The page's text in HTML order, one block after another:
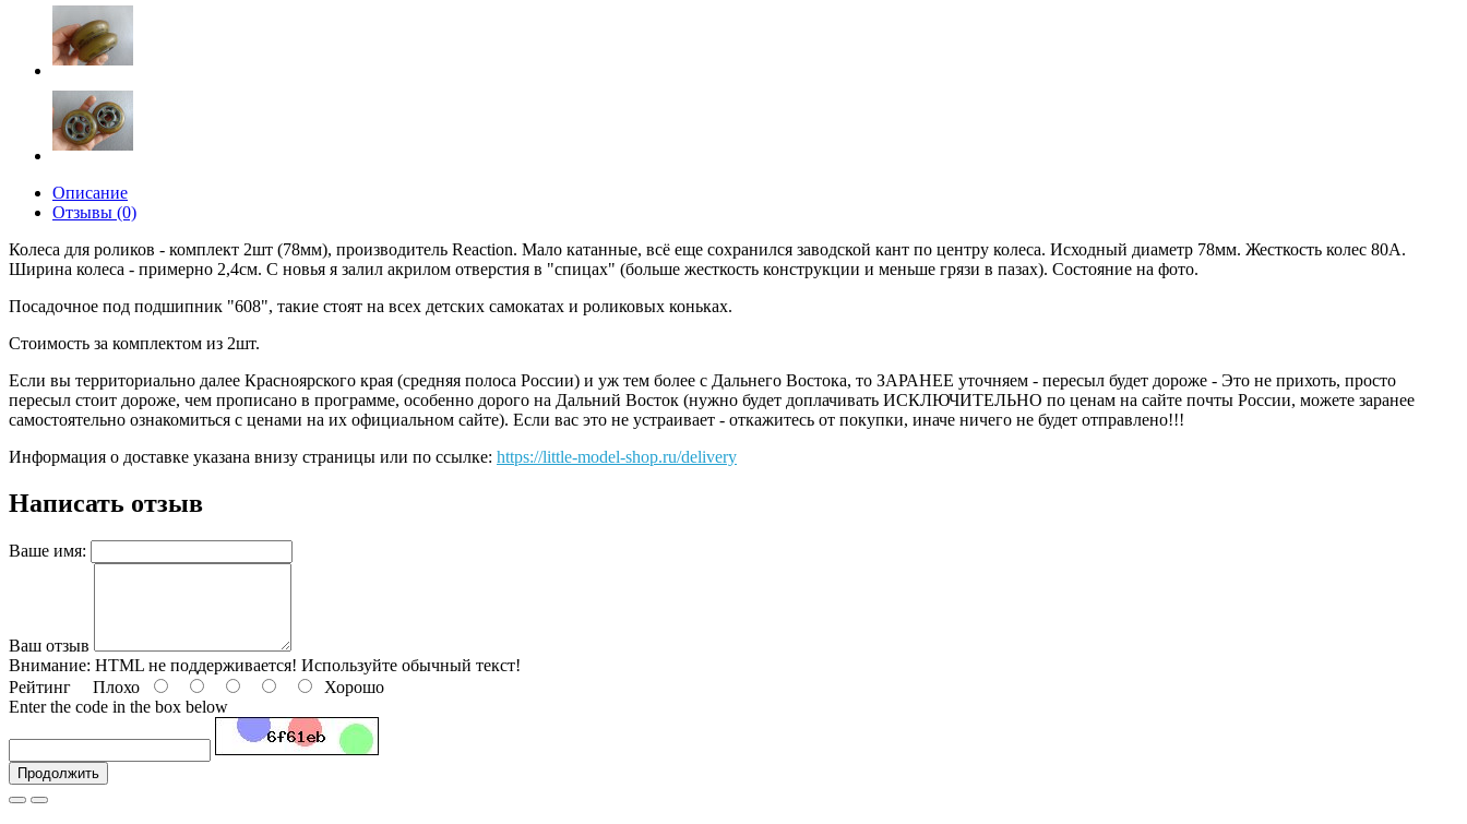
Описание
Отзывы (0)
Колеса для роликов - комплект 2шт (78мм), производитель Reaction. Мало катанные, всё еще сохранился заводской кант по центру колеса. Исходный диаметр 78мм. Жесткость колес 80А.
Ширина колеса - примерно 2,4см. С новья я залил акрилом отверстия в "спицах" (больше жесткость конструкции и меньше грязи в пазах). Состояние на фото.
Посадочное под подшипник "608", такие стоят на всех детских самокатах и роликовых коньках.
Стоимость за комплектом из 2шт.
Если вы территориально далее Красноярского края (средняя полоса России) и уж тем более с Дальнего Востока, то ЗАРАНЕЕ уточняем - пересыл будет дороже - Это не прихоть, просто
пересыл стоит дороже, чем прописано в программе, особенно дорого на Дальний Восток (нужно будет доплачивать ИСКЛЮЧИТЕЛЬНО по ценам на сайте почты России, можете заранее
самостоятельно ознакомиться с ценами на их официальном сайте). Если вас это не устраивает - откажитесь от покупки, иначе ничего не будет отправлено!!!
Информация о доставке указана внизу страницы или по ссылке: https://little-model-shop.ru/delivery
Написать отзыв
Ваше имя:
Ваш отзыв
Внимание: HTML не поддерживается! Используйте обычный текст!
Рейтинг Плохо
Хорошо
Enter the code in the box below
Продолжить